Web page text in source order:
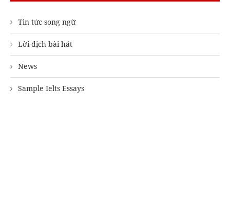
Tin tức song ngữ
Lời dịch bài hát
News
Sample Ielts Essays